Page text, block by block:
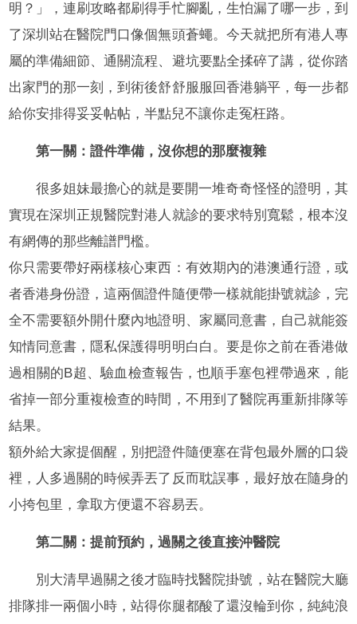
明？」，連刷攻略都刷得手忙腳亂，生怕漏了哪一步，到
了深圳站在醫院門口像個無頭蒼蠅。今天就把所有港人專
屬的準備細節、通關流程、避坑要點全揉碎了講，從你踏
出家門的那一刻，到術後舒舒服服回香港躺平，每一步都
給你安排得妥妥帖帖，半點兒不讓你走冤枉路。
第一關：證件準備，沒你想的那麼複雜
很多姐妹最擔心的就是要開一堆奇奇怪怪的證明，其
實現在深圳正規醫院對港人就診的要求特別寬鬆，根本沒
有網傳的那些離譜門檻。
你只需要帶好兩樣核心東西：有效期內的港澳通行證，或
者香港身份證，這兩個證件隨便帶一樣就能掛號就診，完
全不需要額外開什麼內地證明、家屬同意書，自己就能簽
知情同意書，隱私保護得明明白白。要是你之前在香港做
過相關的B超、驗血檢查報告，也順手塞包裡帶過來，能
省掉一部分重複檢查的時間，不用到了醫院再重新排隊等
結果。
額外給大家提個醒，別把證件隨便塞在背包最外層的口袋
裡，人多過關的時候弄丟了反而耽誤事，最好放在隨身的
小挎包里，拿取方便還不容易丟。
第二關：提前預約，過關之後直接沖醫院
別大清早過關之後才臨時找醫院掛號，站在醫院大廳
排隊排一兩個小時，站得你腿都酸了還沒輪到你，純純浪